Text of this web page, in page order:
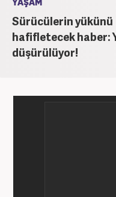
YAŞAM
Sürücülerin yükünü
hafifletecek haber:
düşürülüyor!